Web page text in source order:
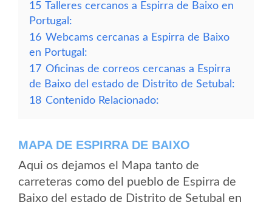
15 Talleres cercanos a Espirra de Baixo en
Portugal:
16 Webcams cercanas a Espirra de Baixo
en Portugal:
17 Oficinas de correos cercanas a Espirra
de Baixo del estado de Distrito de Setubal:
18 Contenido Relacionado:
MAPA DE ESPIRRA DE BAIXO
Aqui os dejamos el Mapa tanto de
carreteras como del pueblo de Espirra de
Baixo del estado de Distrito de Setubal en